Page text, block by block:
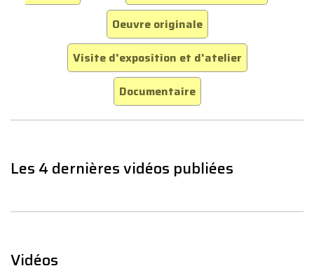
Oeuvre originale
Visite d'exposition et d'atelier
Documentaire
Les 4 dernières vidéos publiées
Vidéos